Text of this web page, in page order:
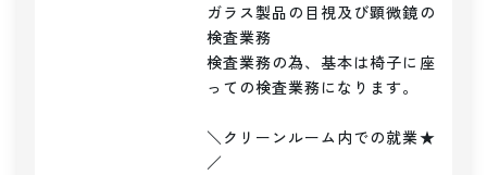
ガラス製品の目視及び顕微鏡の
検査業務
検査業務の為、基本は椅子に座
っての検査業務になります。
＼クリーンルーム内での就業★
／